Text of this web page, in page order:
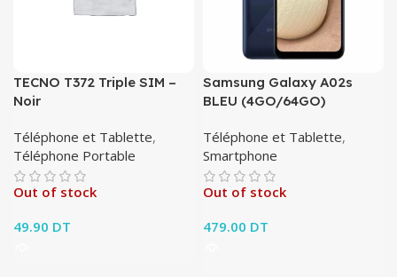
TECNO T372 Triple SIM –
Noir
Téléphone et Tablette,
Téléphone Portable
Out of stock
49.90 DT
Samsung Galaxy A02s
BLEU (4GO/64GO)
Téléphone et Tablette,
Smartphone
Out of stock
479.00 DT